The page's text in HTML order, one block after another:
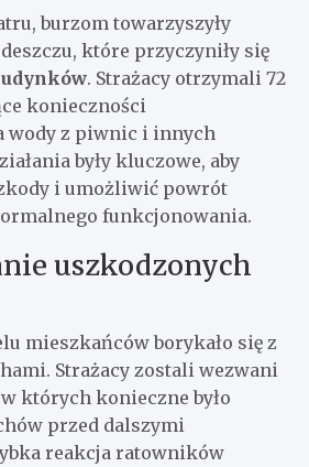
burzom towarzyszyły
które przyczyniły się
. Strażacy otrzymali 72
konieczności
wody z piwnic i innych
były kluczowe, aby
i umożliwić powrót
funkcjonowania.
uszkodzonych
mieszkańców borykało się z
Strażacy zostali wezwani
których konieczne było
przed dalszymi
reakcja ratowników